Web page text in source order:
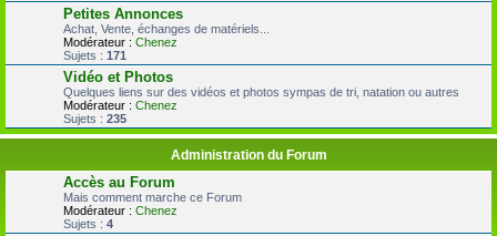
Petites Annonces
Achat, Vente, échanges de matériels...
Modérateur : Chenez
Sujets : 171
Vidéo et Photos
Quelques liens sur des vidéos et photos sympas de tri, natation ou autres
Modérateur : Chenez
Sujets : 235
Administration du Forum
Accès au Forum
Mais comment marche ce Forum
Modérateur : Chenez
Sujets : 4